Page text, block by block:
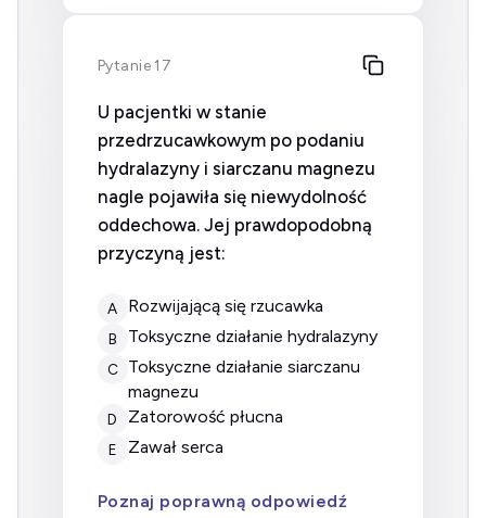
Pytanie 17
U pacjentki w stanie
przedrzucawkowym po podaniu
hydralazyny i siarczanu magnezu
nagle pojawiła się niewydolność
oddechowa. Jej prawdopodobną
przyczyną jest:
A rozwijającą się rzucawka
B toksyczne działanie hydralazyny
C
toksyczne działanie siarczanu
magnezu
D zatorowość płucna
E zawał serca
Poznaj poprawną odpowiedź